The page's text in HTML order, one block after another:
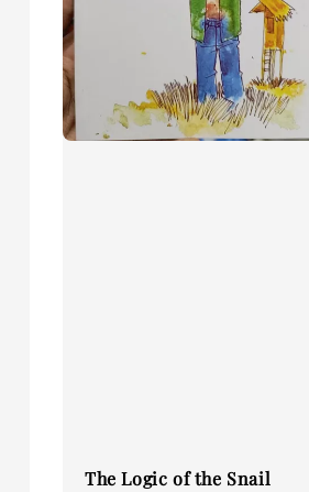
The Logic of the Snail